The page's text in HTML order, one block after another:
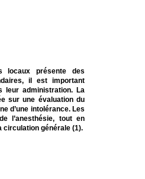
locaux présente des
il est important
leur administration. La
sur une évaluation du
d’une intolérance. Les
l’anesthésie, tout en
circulation générale (1).